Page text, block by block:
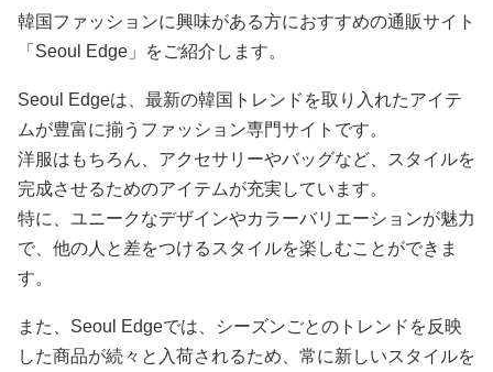
韓国ファッションに興味がある方におすすめの通販サイト
「Seoul Edge」をご紹介します。
Seoul Edgeは、最新の韓国トレンドを取り入れたアイテ
ムが豊富に揃うファッション専門サイトです。
洋服はもちろん、アクセサリーやバッグなど、スタイルを
完成させるためのアイテムが充実しています。
特に、ユニークなデザインやカラーバリエーションが魅力
で、他の人と差をつけるスタイルを楽しむことができま
す。
また、Seoul Edgeでは、シーズンごとのトレンドを反映
した商品が続々と入荷されるため、常に新しいスタイルを